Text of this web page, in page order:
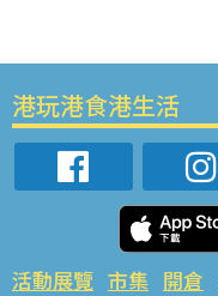
港玩港食港生活
活動展覽 市集 開倉